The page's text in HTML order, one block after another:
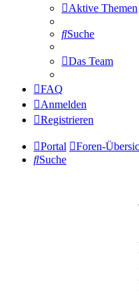
Aktive Themen
Suche
Das Team
FAQ
Anmelden
Registrieren
Portal
Foren-
Suche